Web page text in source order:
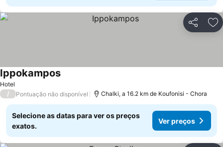
Partilhar
Hotel
Ippokampos
/ Pontuação não disponível Chalki, a 16.2 km de Koufonisi - Chora
Selecione as datas para ver os preços
exatos.
Ver preços